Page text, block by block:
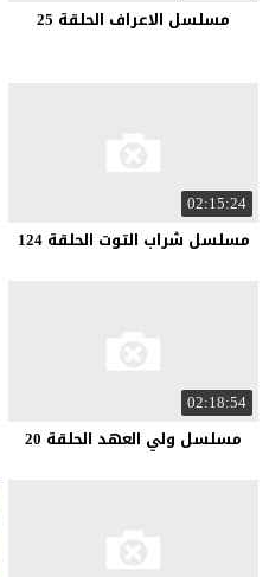
مسلسل الاعراف الحلقة 25
02:15:24
مسلسل شراب التوت الحلقة 124
02:18:54
مسلسل ولي العهد الحلقة 20